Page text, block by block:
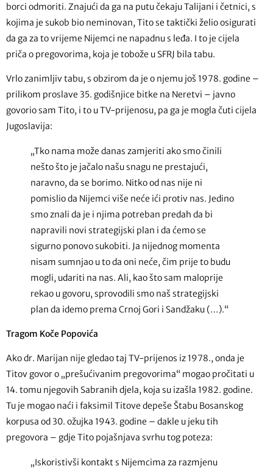
borci odmoriti. Znajući da ga na putu čekaju Talijani i četnici, s
kojima je sukob bio neminovan, Tito se taktički želio osigurati
da ga za to vrijeme Nijemci ne napadnu s leđa. I to je cijela
priča o pregovorima, koja je tobože u SFRJ bila tabu.
Vrlo zanimljiv tabu, s obzirom da je o njemu još 1978. godine –
prilikom proslave 35. godišnjice bitke na Neretvi – javno
govorio sam Tito, i to u TV-prijenosu, pa ga je mogla čuti cijela
Jugoslavija:
„Tko nama može danas zamjeriti ako smo činili
nešto što je jačalo našu snagu ne prestajući,
naravno, da se borimo. Nitko od nas nije ni
pomislio da Nijemci više neće ići protiv nas. Jedino
smo znali da je i njima potreban predah da bi
napravili novi strategijski plan i da ćemo se
sigurno ponovo sukobiti. Ja nijednog momenta
nisam sumnjao u to da oni neće, čim prije to budu
mogli, udariti na nas. Ali, kao što sam maloprije
rekao u govoru, sprovodili smo naš strategijski
plan da idemo prema Crnoj Gori i Sandžaku (…).“
Tragom Koče Popovića
Ako dr. Marijan nije gledao taj TV-prijenos iz 1978., onda je
Titov govor o „prešućivanim pregovorima“ mogao pročitati u
14. tomu njegovih Sabranih djela, koja su izašla 1982. godine.
Tu je mogao naći i faksimil Titove depeše Štabu Bosanskog
korpusa od 30. ožujka 1943. godine – dakle u jeku tih
pregovora – gdje Tito pojašnjava svrhu tog poteza:
„Iskoristivši kontakt s Nijemcima za razmjenu